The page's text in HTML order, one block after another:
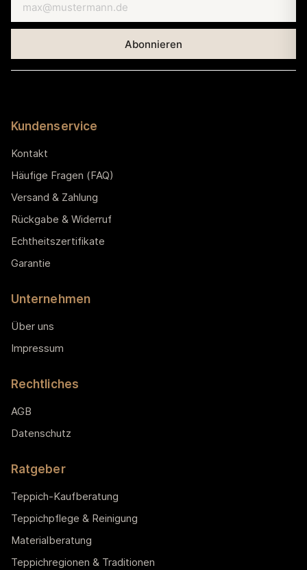
Kundenservice
Kontakt
Häufige Fragen (FAQ)
Versand & Zahlung
Rückgabe & Widerruf
Echtheitszertifikate
Garantie
Unternehmen
Über uns
Impressum
Rechtliches
AGB
Datenschutz
Ratgeber
Teppich-Kaufberatung
Teppichpflege & Reinigung
Materialberatung
Teppichregionen & Traditionen